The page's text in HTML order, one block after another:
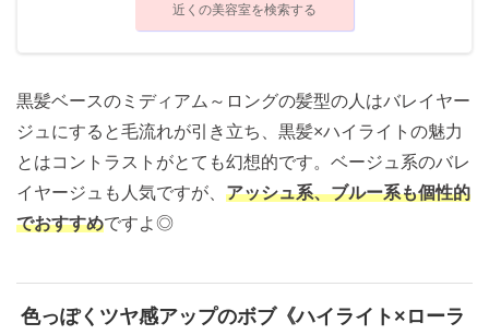
近くの美容室を検索する
黒髪ベースのミディアム～ロングの髪型の人はバレイヤー
ジュにすると毛流れが引き立ち、黒髪×ハイライトの魅力
とはコントラストがとても幻想的です。ベージュ系のバレ
イヤージュも人気ですが、 アッシュ系、ブルー系も個性的
でおすすめですよ◎
色っぽくツヤ感アップのボブ《ハイライト×ローラ